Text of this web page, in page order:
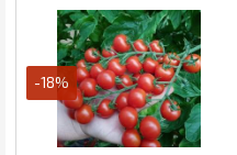
-18%